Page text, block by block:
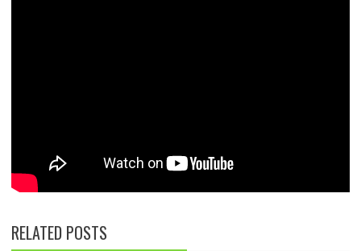
RELATED POSTS